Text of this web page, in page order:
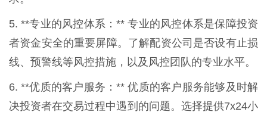
5. **专业的风控体系：** 专业的风控体系是保障投资
者资金安全的重要屏障。了解配资公司是否设有止损
线、预警线等风控措施，以及风控团队的专业水平。
6. **优质的客户服务：** 优质的客户服务能够及时解
决投资者在交易过程中遇到的问题。选择提供7x24小